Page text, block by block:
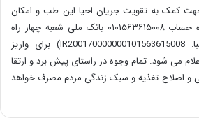
جهت کمک به تقویت جریان احیا این طب و امکان
همیاری در این زمینه شماره حساب ۰۱۰۱۵۶۳۶۱۵۰۰۸ بانک ملی شعبه چهار راه
ساسان تهران ( شماره شبا: IR200170000000101563615008) برای واریز
می شود. تمام وجوه در راستای پیش برد و ارتقا
و اصلاح تغذیه و سبک زندگی مردم مصرف خواهد